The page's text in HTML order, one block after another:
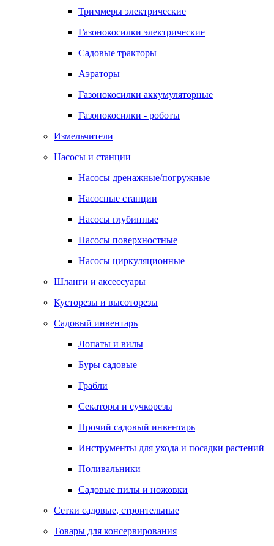
Триммеры электрические
Газонокосилки электрические
Садовые тракторы
Аэраторы
Газонокосилки аккумуляторные
Газонокосилки - роботы
Измельчители
Насосы и станции
Насосы дренажные/погружные
Насосные станции
Насосы глубинные
Насосы поверхностные
Насосы циркуляционные
Шланги и аксессуары
Кусторезы и высоторезы
Садовый инвентарь
Лопаты и вилы
Буры садовые
Грабли
Секаторы и сучкорезы
Прочий садовый инвентарь
Инструменты для ухода и посадки растений
Поливальники
Садовые пилы и ножовки
Сетки садовые, строительные
Товары для консервирования